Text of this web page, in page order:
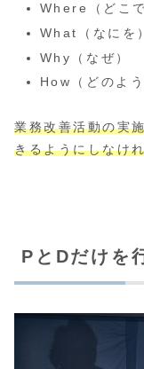
Where（どこで
What（なにを）
Why（なぜ）
How（どのよう
業務改善活動の実
きるようにしなけ
PとDだけを